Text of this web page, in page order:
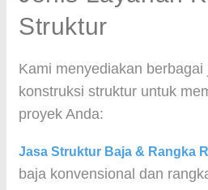
Struktur
Kami menyediakan berbagai
konstruksi struktur untuk
proyek Anda:
Jasa Struktur Baja & Rangka
baja konvensional dan